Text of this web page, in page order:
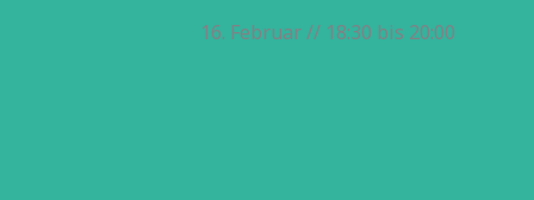
16. Februar // 18:30 bis 20:00